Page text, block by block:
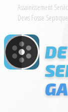
Assainissement
Devis Fosse